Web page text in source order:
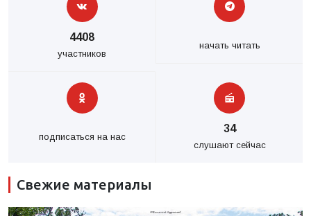
4408
участников
начать читать
подписаться на нас
34
слушают сейчас
Свежие материалы